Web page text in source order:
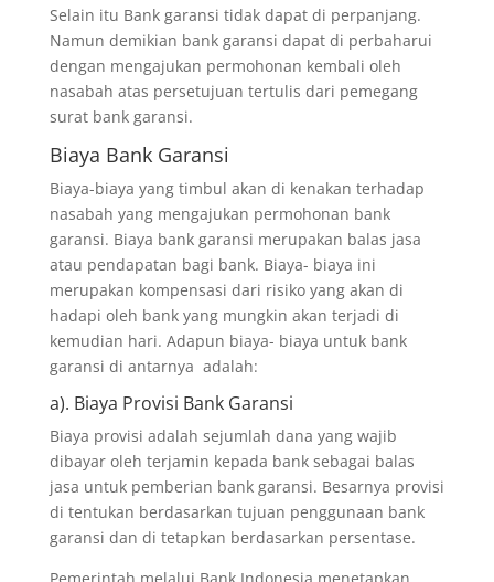
Selain itu Bank garansi tidak dapat di perpanjang.
Namun demikian bank garansi dapat di perbaharui
dengan mengajukan permohonan kembali oleh
nasabah atas persetujuan tertulis dari pemegang
surat bank garansi.
Biaya Bank Garansi
Biaya-biaya yang timbul akan di kenakan terhadap
nasabah yang mengajukan permohonan bank
garansi. Biaya bank garansi merupakan balas jasa
atau pendapatan bagi bank. Biaya- biaya ini
merupakan kompensasi dari risiko yang akan di
hadapi oleh bank yang mungkin akan terjadi di
kemudian hari. Adapun biaya- biaya untuk bank
garansi di antarnya adalah:
a). Biaya Provisi Bank Garansi
Biaya provisi adalah sejumlah dana yang wajib
dibayar oleh terjamin kepada bank sebagai balas
jasa untuk pemberian bank garansi. Besarnya provisi
di tentukan berdasarkan tujuan penggunaan bank
garansi dan di tetapkan berdasarkan persentase.